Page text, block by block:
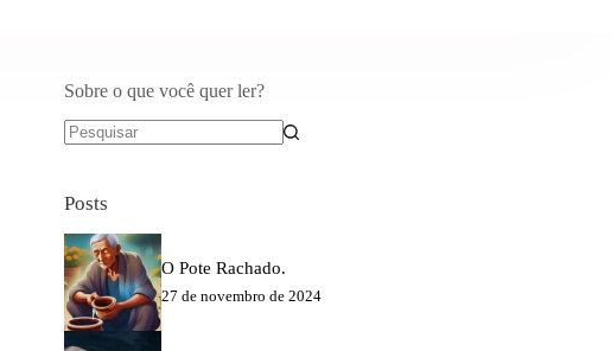
Sobre o que você quer ler?
Posts
O Pote Rachado.
27 de novembro de 2024